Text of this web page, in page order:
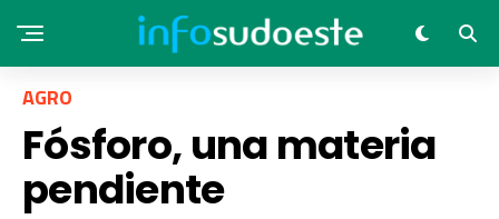
AGRO
Fósforo, una materia
pendiente